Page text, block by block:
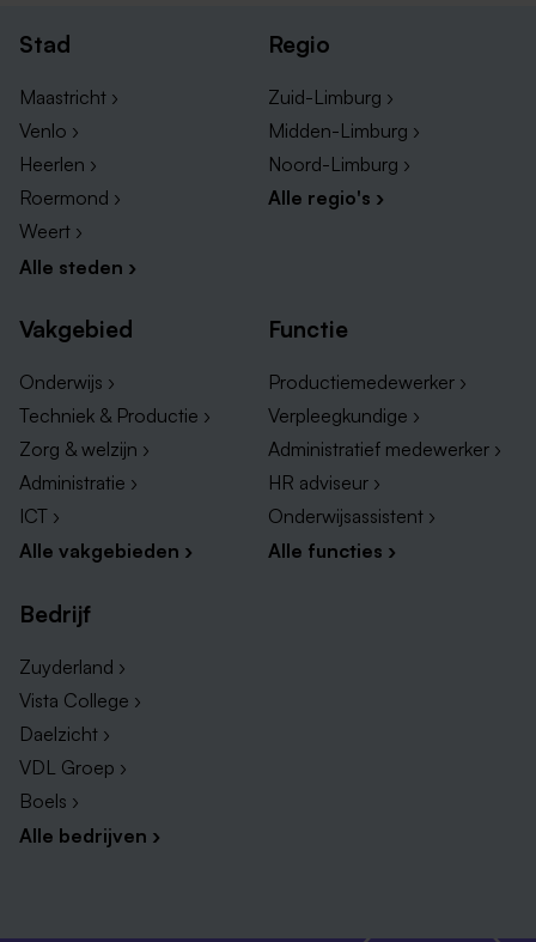
Stad
Maastricht ›
Venlo ›
Heerlen ›
Roermond ›
Weert ›
Alle steden ›
Regio
Zuid-Limburg ›
Midden-Limburg ›
Noord-Limburg ›
Alle regio's ›
Vakgebied
Onderwijs ›
Techniek & Productie ›
Zorg & welzijn ›
Administratie ›
ICT ›
Alle vakgebieden ›
Functie
Productiemedewerker ›
Verpleegkundige ›
Administratief medewerker ›
HR adviseur ›
Onderwijsassistent ›
Alle functies ›
Bedrijf
Zuyderland ›
Vista College ›
Daelzicht ›
VDL Groep ›
Boels ›
Alle bedrijven ›